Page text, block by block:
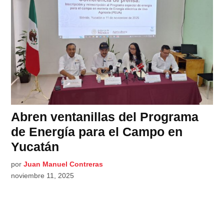
Abren ventanillas del Programa
de Energía para el Campo en
Yucatán
por Juan Manuel Contreras
noviembre 11, 2025